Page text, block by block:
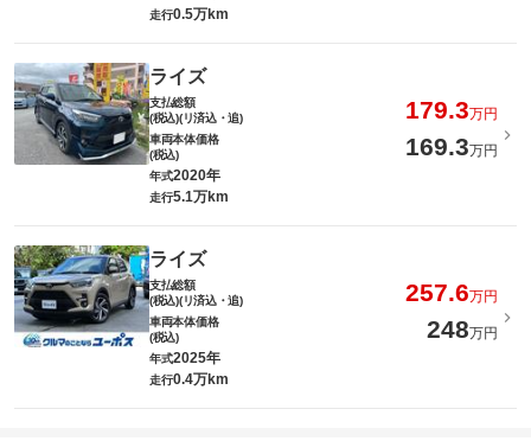
走行0.5万km
ライズ
支払総額
(税込)(リ済込・追)
179.3万円
車両本体価格
(税込)
169.3万円
年式2020年
走行5.1万km
ライズ
支払総額
(税込)(リ済込・追)
257.6万円
車両本体価格
(税込)
248万円
年式2025年
走行0.4万km